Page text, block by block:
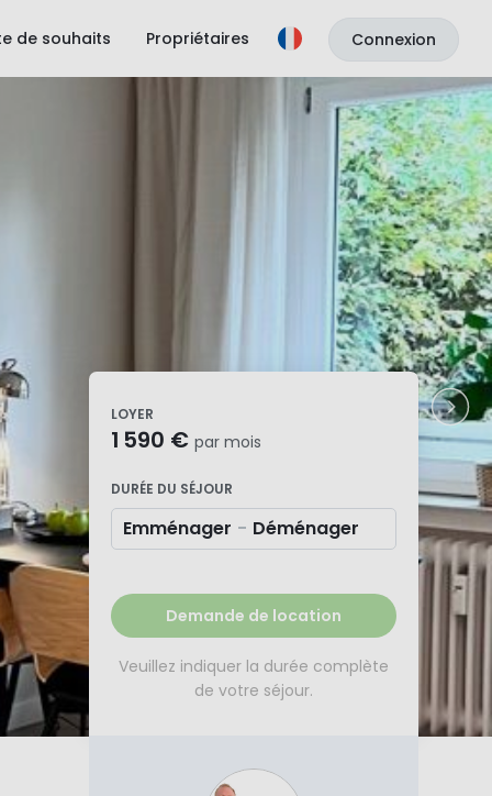
de souhaits Propriétaires Connexion
LOYER
1 590 € par mois
DURÉE DU SÉJOUR
Emménager - Déménager
Demande de location
Veuillez indiquer la durée complète
de votre séjour.